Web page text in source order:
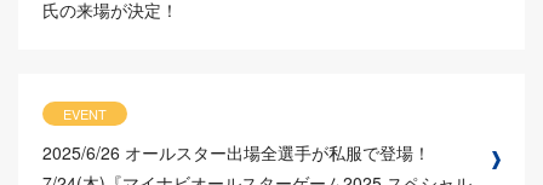
氏の来場が決定！
EVENT
2025/6/26 オールスター出場全選手が私服で登場！